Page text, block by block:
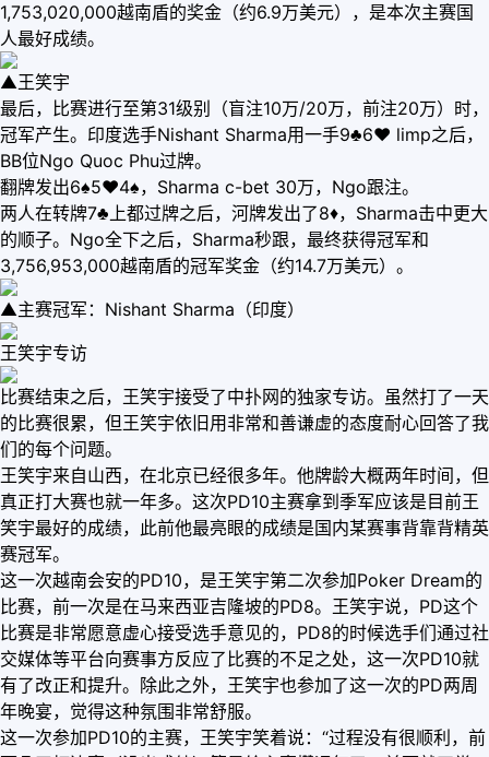
1,753,020,000越南盾的奖金（约6.9万美元），是本次主赛国
人最好成绩。
▲王笑宇
最后，比赛进行至第31级别（盲注10万/20万，前注20万）时，
冠军产生。印度选手Nishant Sharma用一手9♣6♥ limp之后，
BB位Ngo Quoc Phu过牌。
翻牌发出6♠5♥4♠，Sharma c-bet 30万，Ngo跟注。
两人在转牌7♣上都过牌之后，河牌发出了8♦，Sharma击中更大
的顺子。Ngo全下之后，Sharma秒跟，最终获得冠军和
3,756,953,000越南盾的冠军奖金（约14.7万美元）。
▲主赛冠军：Nishant Sharma（印度）
王笑宇专访
比赛结束之后，王笑宇接受了中扑网的独家专访。虽然打了一天
的比赛很累，但王笑宇依旧用非常和善谦虚的态度耐心回答了我
们的每个问题。
王笑宇来自山西，在北京已经很多年。他牌龄大概两年时间，但
真正打大赛也就一年多。这次PD10主赛拿到季军应该是目前王
笑宇最好的成绩，此前他最亮眼的成绩是国内某赛事背靠背精英
赛冠军。
这一次越南会安的PD10，是王笑宇第二次参加Poker Dream的
比赛，前一次是在马来西亚吉隆坡的PD8。王笑宇说，PD这个
比赛是非常愿意虚心接受选手意见的，PD8的时候选手们通过社
交媒体等平台向赛事方反应了比赛的不足之处，这一次PD10就
有了改正和提升。除此之外，王笑宇也参加了这一次的PD两周
年晚宴，觉得这种氛围非常舒服。
这一次参加PD10的主赛，王笑宇笑着说：“过程没有很顺利，前